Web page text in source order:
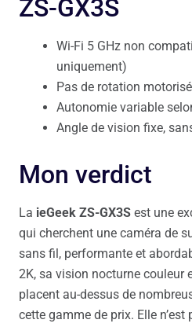
ZS-GX3S
Wi-Fi 5 GHz non
uniquement)
Pas de rotation
Autonomie variable
Angle de vision fixe,
Mon verdict
La ieGeek ZS-GX3S est une
qui cherchent une caméra de
sans fil, performante et
2K, sa vision nocturne couleur
placent au-dessus de
cette gamme de prix. Elle